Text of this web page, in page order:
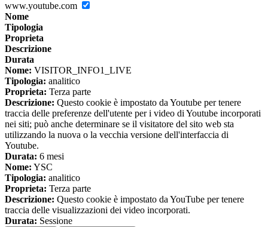
www.youtube.com
Nome
Tipologia
Proprieta
Descrizione
Durata
Nome: VISITOR_INFO1_LIVE
Tipologia: analitico
Proprieta: Terza parte
Descrizione: Questo cookie è impostato da Youtube per tenere
traccia delle preferenze dell'utente per i video di Youtube incorporati
nei siti; può anche determinare se il visitatore del sito web sta
utilizzando la nuova o la vecchia versione dell'interfaccia di
Youtube.
Durata: 6 mesi
Nome: YSC
Tipologia: analitico
Proprieta: Terza parte
Descrizione: Questo cookie è impostato da YouTube per tenere
traccia delle visualizzazioni dei video incorporati.
Durata: Sessione